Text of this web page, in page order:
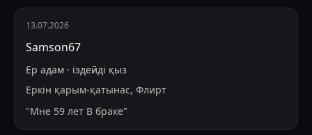
13.07.2026
Samson67
Ер адам · іздейді қыз
Еркін қарым-қатынас, Флирт
"Мне 59 лет В браке"